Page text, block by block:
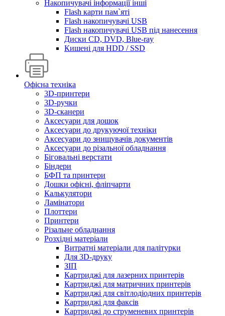
Накопичувачі інформації інші
Flash карти пам`яті
Flash накопичувачі USB
Flash накопичувачі USB під нанесення
Диски CD, DVD, Blue-ray
Кишені для HDD / SSD
Офісна техніка
3D-принтери
3D-ручки
3D-сканери
Аксесуари для дошок
Аксесуари до друкуючої техніки
Аксесуари до знищувачів документів
Аксесуари до різальної обладнання
Біговальні верстати
Біндери
БФП та принтери
Дошки офісні, фліпчарти
Калькулятори
Ламінатори
Плоттери
Принтери
Різальне обладнання
Розхідні матеріали
Витратні матеріали для палітурки
Для 3D-друку
ЗІП
Картриджі для лазерних принтерів
Картриджі для матричних принтерів
Картриджі для світлодіодних принтерів
Картриджі для факсів
Картриджі до струменевих принтерів